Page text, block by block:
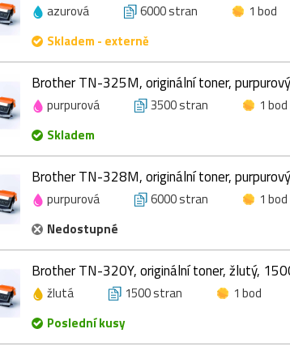
azurová 6000 stran
1 bod
Skladem - externě
Brother TN-325M, originální toner,
purpurová 3500 stran
1 bod
Skladem
Brother TN-328M, originální toner,
purpurová 6000 stran
1 bod
Nedostupné
Brother TN-320Y, originální toner, žlutý,
žlutá 1500 stran
1 bod
Poslední kusy